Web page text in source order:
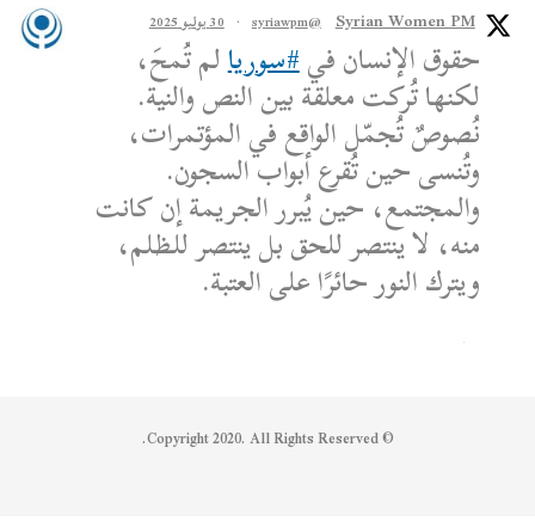
Syrian Women PM
@syriawpm
· 30 يوليو 2025
حقوق الإنسان في#سوريالم تُمحَ،
لكنها تُركت معلقة بين النص والنية.
نُصوصٌ تُجمّل الواقع في المؤتمرات،
وتُنسى حين تُقرع أبواب السجون.
والمجتمع، حين يُبرر الجريمة إن كانت
منه، لا ينتصر للحق بل ينتصر للظلم،
ويترك النور حائرًا على العتبة.
الكاتب: محمد الشماع
© Copyright 2020. All Rights Reserved.